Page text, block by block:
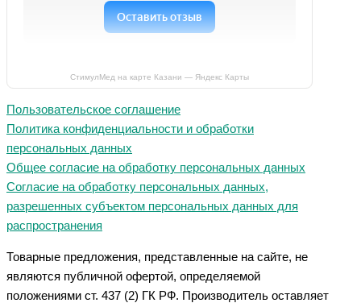
СтимулМед на карте Казани — Яндекс Карты
Пользовательское соглашение
Политика конфиденциальности и обработки
персональных данных
Общее согласие на обработку персональных данных
Согласие на обработку персональных данных,
разрешенных субъектом персональных данных для
распространения
Товарные предложения, представленные на сайте, не
являются публичной офертой, определяемой
положениями ст. 437 (2) ГК РФ. Производитель оставляет